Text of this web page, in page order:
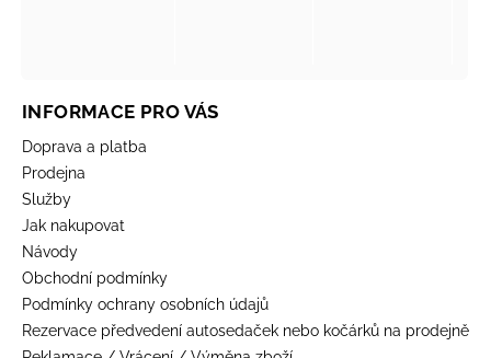
INFORMACE PRO VÁS
Doprava a platba
Prodejna
Služby
Jak nakupovat
Návody
Obchodní podmínky
Podmínky ochrany osobních údajů
Rezervace předvedení autosedaček nebo kočárků na prodejně